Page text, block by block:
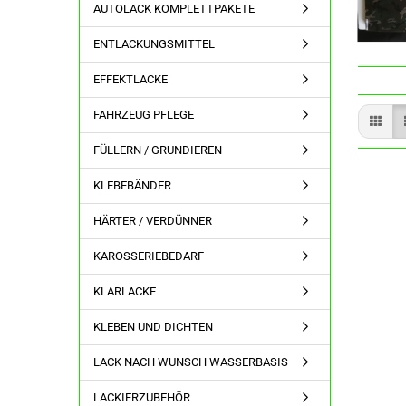
AUTOLACK KOMPLETTPAKETE
ENTLACKUNGSMITTEL
EFFEKTLACKE
FAHRZEUG PFLEGE
FÜLLERN / GRUNDIEREN
KLEBEBÄNDER
HÄRTER / VERDÜNNER
KAROSSERIEBEDARF
KLARLACKE
KLEBEN UND DICHTEN
LACK NACH WUNSCH WASSERBASIS
LACKIERZUBEHÖR